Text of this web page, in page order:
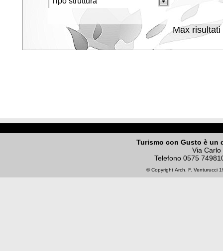
Max risultati
Turismo con Gusto è un
Via
Telefono 0575
© Copyright Arch. F. Venturucci